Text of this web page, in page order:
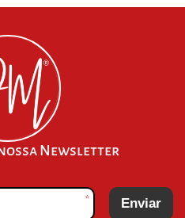
Newsletter
* Enviar